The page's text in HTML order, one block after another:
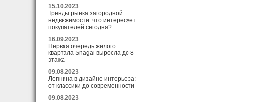
15.10.2023
Тренды рынка загородной
недвижимости: что интересует
покупателей сегодня?
16.09.2023
Первая очередь жилого
квартала Shagal выросла до 8
этажа
09.08.2023
Лепнина в дизайне интерьера:
от классики до современности
09.08.2023